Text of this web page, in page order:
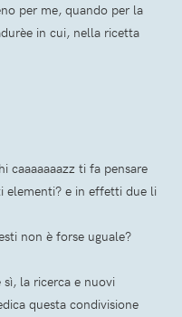
per me, quando per la
in cui, nella ricetta
caaaaaaazz ti fa pensare
elementi? e in effetti due li
non è forse uguale?
la ricerca e nuovi
questa condivisione